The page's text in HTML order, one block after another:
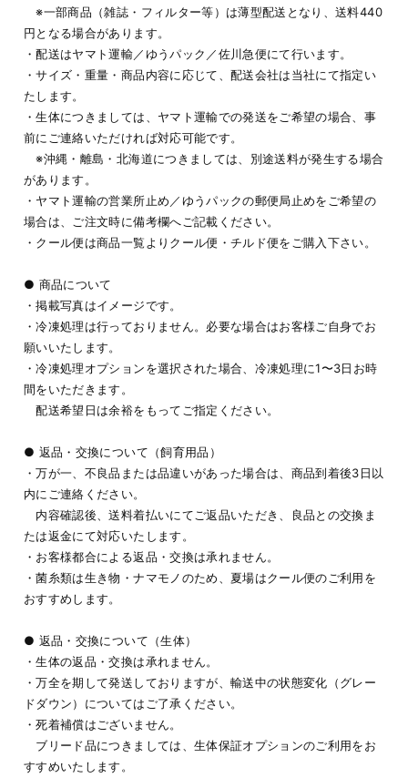
※一部商品（雑誌・フィルター等）は薄型配送となり、送料440
円となる場合があります。
・配送はヤマト運輸／ゆうパック／佐川急便にて行います。
・サイズ・重量・商品内容に応じて、配送会社は当社にて指定い
たします。
・生体につきましては、ヤマト運輸での発送をご希望の場合、事
前にご連絡いただければ対応可能です。
※沖縄・離島・北海道につきましては、別途送料が発生する場合
があります。
・ヤマト運輸の営業所止め／ゆうパックの郵便局止めをご希望の
場合は、ご注文時に備考欄へご記載ください。
・クール便は商品一覧よりクール便・チルド便をご購入下さい。
● 商品について
・掲載写真はイメージです。
・冷凍処理は行っておりません。必要な場合はお客様ご自身でお
願いいたします。
・冷凍処理オプションを選択された場合、冷凍処理に1〜3日お時
間をいただきます。
配送希望日は余裕をもってご指定ください。
● 返品・交換について（飼育用品）
・万が一、不良品または品違いがあった場合は、商品到着後3日以
内にご連絡ください。
内容確認後、送料着払いにてご返品いただき、良品との交換ま
たは返金にて対応いたします。
・お客様都合による返品・交換は承れません。
・菌糸類は生き物・ナマモノのため、夏場はクール便のご利用を
おすすめします。
● 返品・交換について（生体）
・生体の返品・交換は承れません。
・万全を期して発送しておりますが、輸送中の状態変化（グレー
ドダウン）についてはご了承ください。
・死着補償はございません。
ブリード品につきましては、生体保証オプションのご利用をお
すすめいたします。